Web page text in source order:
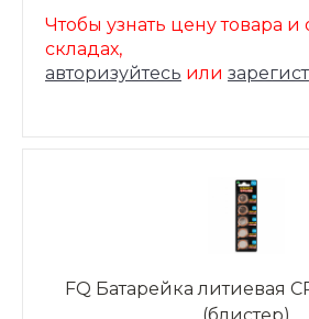
Чтобы узнать цену товара и
складах,
авторизуйтесь или
FQ Батарейка литиевая